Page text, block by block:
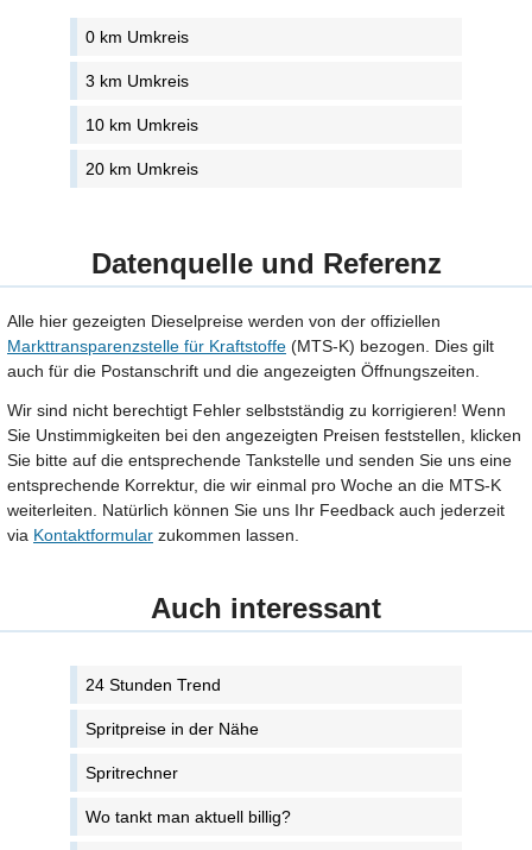
0 km Umkreis
3 km Umkreis
10 km Umkreis
20 km Umkreis
Datenquelle und Referenz
Alle hier gezeigten Dieselpreise werden von der offiziellen
Markttransparenzstelle für Kraftstoffe (MTS-K) bezogen. Dies gilt
auch für die Postanschrift und die angezeigten Öffnungszeiten.
Wir sind nicht berechtigt Fehler selbstständig zu korrigieren! Wenn
Sie Unstimmigkeiten bei den angezeigten Preisen feststellen, klicken
Sie bitte auf die entsprechende Tankstelle und senden Sie uns eine
entsprechende Korrektur, die wir einmal pro Woche an die MTS-K
weiterleiten. Natürlich können Sie uns Ihr Feedback auch jederzeit
via Kontaktformular zukommen lassen.
Auch interessant
24 Stunden Trend
Spritpreise in der Nähe
Spritrechner
Wo tankt man aktuell billig?